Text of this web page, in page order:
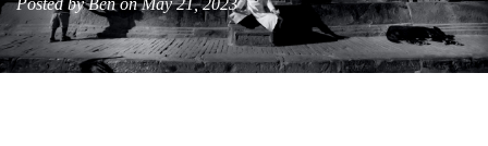
Posted by Ben on May 21, 2023